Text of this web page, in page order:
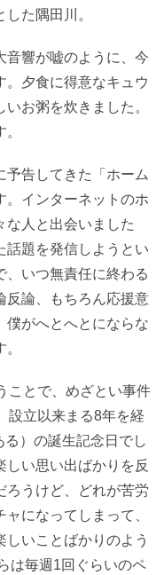
た隅田川。
音響が嘘のように、今
。夕食に得意なキュウ
お粥を炊きました。
予告してきた「ホーム
。インターネットのホ
な人と出会いました
話題を発信しようとい
、いつ無責任に終わる
反論、もちろん応援意
僕がへとへとにならな
ことで、めざとい事件
設立以来まる8年を経
）の誕生記念日でし
しい思い出ばかりを反
ろうけど、どれが苦労
になってしまって、
いことばかりのよう
は毎週1回ぐらいのペ